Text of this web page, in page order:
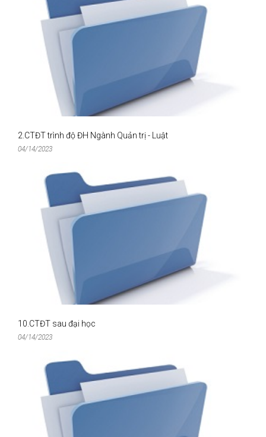
2.CTĐT trình độ ĐH Ngành Quản trị - Luật
04/14/2023
10.CTĐT sau đại học
04/14/2023